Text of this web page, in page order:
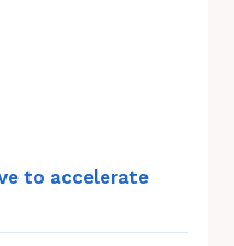
to accelerate